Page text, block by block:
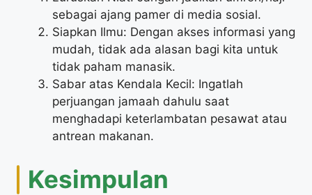
sebagai ajang pamer di media sosial.
Siapkan Ilmu: Dengan akses informasi yang
mudah, tidak ada alasan bagi kita untuk
tidak paham manasik.
Sabar atas Kendala Kecil: Ingatlah
perjuangan jamaah dahulu saat
menghadapi keterlambatan pesawat atau
antrean makanan.
Kesimpulan